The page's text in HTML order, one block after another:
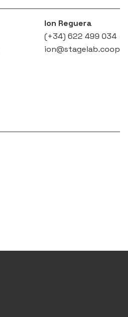
Ion Reguera
(+34) 622 499 034
ion@stagelab.coop